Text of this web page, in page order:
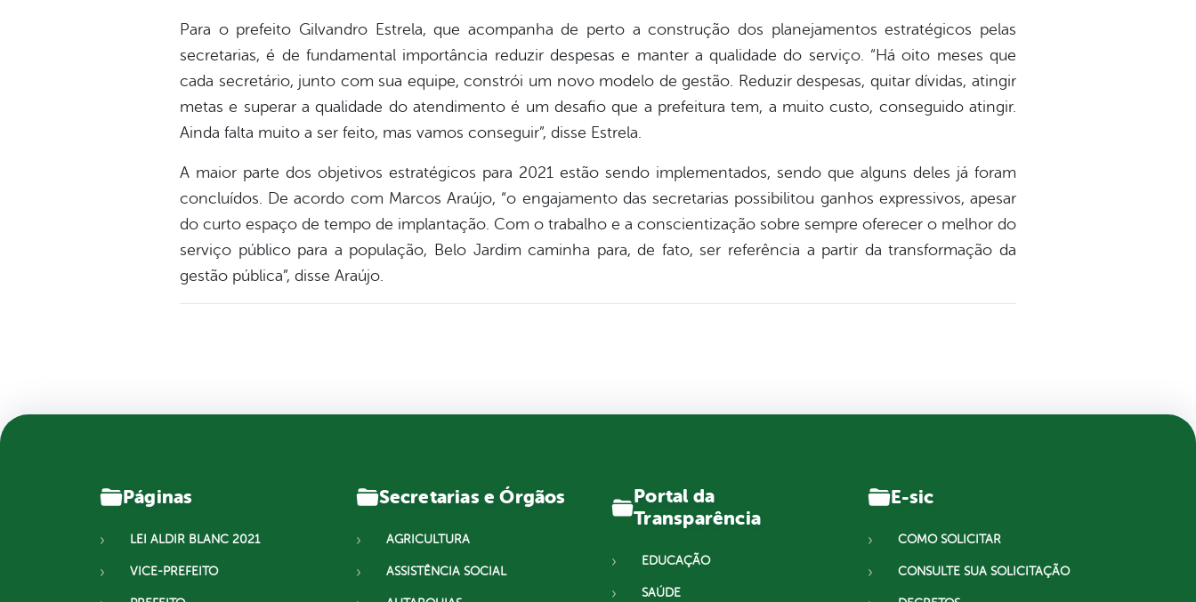
Para o prefeito Gilvandro Estrela, que acompanha de perto a construção dos planejamentos estratégicos pelas
secretarias, é de fundamental importância reduzir despesas e manter a qualidade do serviço. “Há oito meses que
cada secretário, junto com sua equipe, constrói um novo modelo de gestão. Reduzir despesas, quitar dívidas, atingir
metas e superar a qualidade do atendimento é um desafio que a prefeitura tem, a muito custo, conseguido atingir.
Ainda falta muito a ser feito, mas vamos conseguir”, disse Estrela.
A maior parte dos objetivos estratégicos para 2021 estão sendo implementados, sendo que alguns deles já foram
concluídos. De acordo com Marcos Araújo, “o engajamento das secretarias possibilitou ganhos expressivos, apesar
do curto espaço de tempo de implantação. Com o trabalho e a conscientização sobre sempre oferecer o melhor do
serviço público para a população, Belo Jardim caminha para, de fato, ser referência a partir da transformação da
gestão pública”, disse Araújo.
Páginas
LEI ALDIR BLANC 2021
VICE-PREFEITO
Secretarias e Órgãos
AGRICULTURA
ASSISTÊNCIA SOCIAL
Portal da
Transparência
EDUCAÇÃO
SAÚDE
E-sic
COMO SOLICITAR
CONSULTE SUA SOLICITAÇÃO